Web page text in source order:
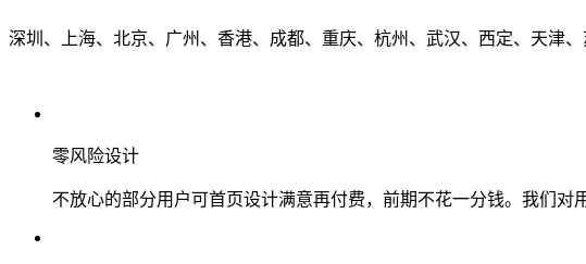
深圳、上海、北京、广州、香港、成都、重庆、杭州、武汉、西定、天津
零风险设计
不放心的部分用户可首页设计满意再付费，前期不花一分钱。我们对